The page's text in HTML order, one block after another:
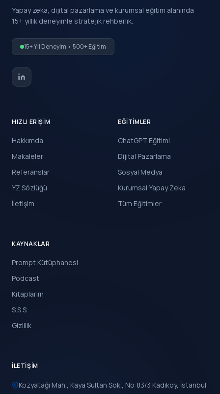
Yapay zeka, dijital pazarlama ve kurumsal eğitim alanında
15+ yıllık deneyimle stratejik rehberlik.
15+ Yıl Deneyim • 500+ Eğitim
HIZLI ERIŞIM
Hakkımda
Makaleler
Referanslar
YZ Sözlüğü
İletişim
EĞITIMLER
ChatGPT Eğitimi
Dijital Pazarlama
Sosyal Medya
Kurumsal Yapay Zeka
Tüm Eğitimler
KAYNAKLAR
Prompt Kütüphanesi
Podcast
Kitaplarım
S.S.S.
Gizlilik
İLETIŞIM
Kozyatağı Mah., Kaya Sultan Sok., No:83/3 Kadıköy, İstanbul